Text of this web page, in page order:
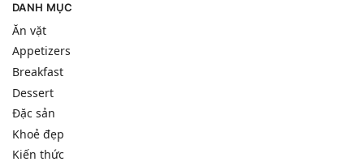
DANH MỤC
Ăn vặt
Appetizers
Breakfast
Dessert
Đặc sản
Khoẻ đẹp
Kiến thức